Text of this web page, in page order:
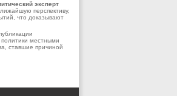
эксперт
перспективу,
что доказывают
местными
ставшие причиной